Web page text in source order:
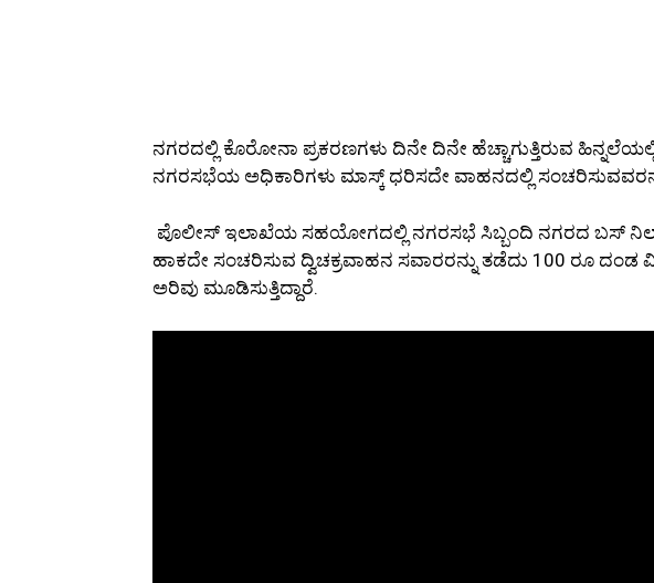
ನಗರದಲ್ಲಿ ಕೊರೋನಾ ಪ್ರಕರಣಗಳು ದಿನೇ ದಿನೇ ಹೆಚ್ಚಾಗುತ್ತಿರುವ
ನಗರಸಭೆಯ ಅಧಿಕಾರಿಗಳು ಮಾಸ್ಕ್ ಧರಿಸದೇ ವಾಹನದಲ್ಲಿ
ಪೊಲೀಸ್ ಇಲಾಖೆಯ ಸಹಯೋಗದಲ್ಲಿ ನಗರಸಭೆ ಸಿಬ್ಬಂದಿ ನಗರದ ಬಸ್
ಹಾಕದೇ ಸಂಚರಿಸುವ ದ್ವಿಚಕ್ರವಾಹನ ಸವಾರರನ್ನು ತಡೆದು 100 ರೂ ದಂಡ
ಅರಿವು ಮೂಡಿಸುತ್ತಿದ್ದಾರೆ.